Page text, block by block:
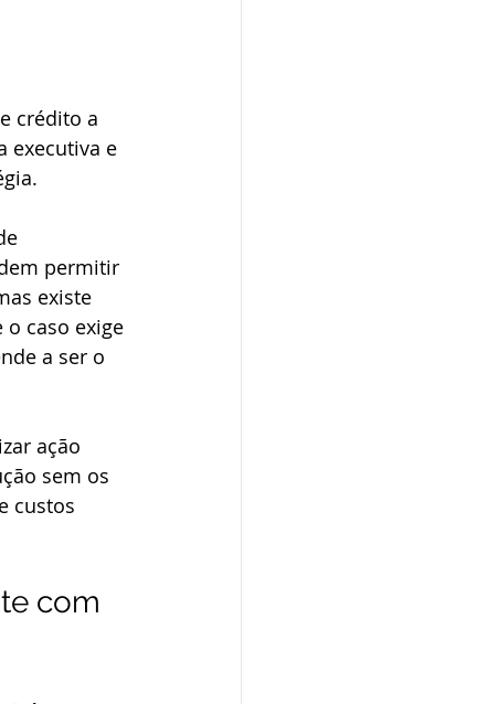
crédito a
executiva e
permitir
existe
caso exige
a ser o
ação
sem os
custos
com